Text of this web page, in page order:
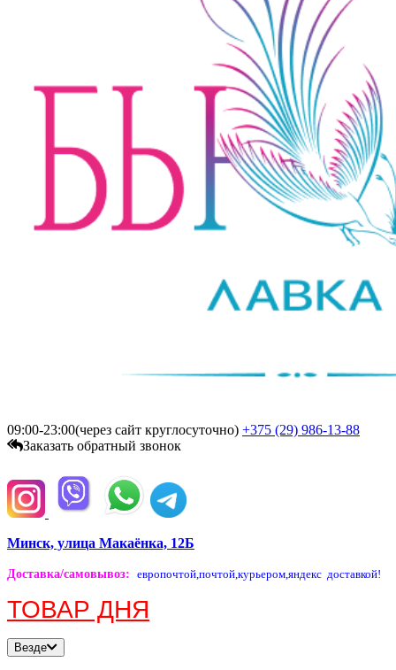
09:00-23:00(через сайт круглосуточно) +375 (29) 986-13-88
Заказать обратный звонок
Минск, улица Макаёнка, 12Б
Доставка/самовывоз: европочтой,почтой,курьером,яндекс доставкой!
ТОВАР ДНЯ
Везде